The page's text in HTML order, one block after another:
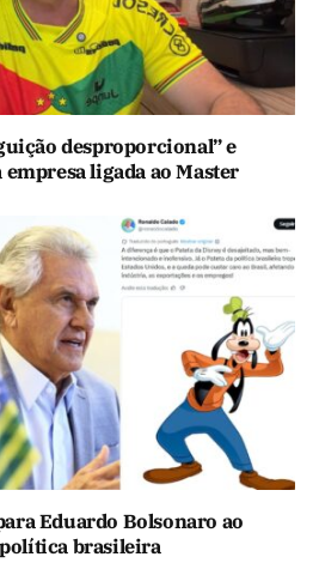
desproporcional” e
empresa ligada ao Master
Eduardo Bolsonaro ao
política brasileira